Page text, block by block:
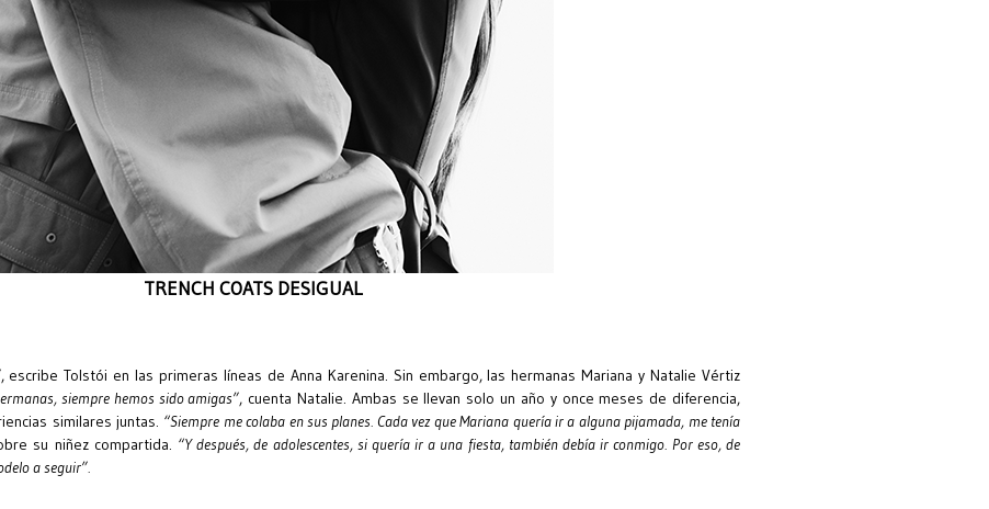
TRENCH COATS DESIGUAL
, escribe Tolstói en las primeras líneas de Anna Karenina. Sin embargo, las hermanas Mariana y Natalie Vértiz
siempre hemos sido amigas”, cuenta Natalie. Ambas se llevan solo un año y once meses de diferencia,
similares juntas. “Siempre me colaba en sus planes. Cada vez que Mariana quería ir a alguna pijamada, me tenía
su niñez compartida. “Y después, de adolescentes, si quería ir a una fiesta, también debía ir conmigo. Por eso, de
a seguir”.